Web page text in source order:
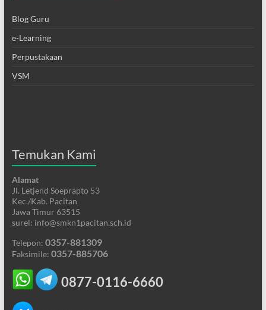
Blog Guru
e-Learning
Perpustakaan
VSM
Temukan Kami
Alamat
Jl. Letjend Soeprapto 53
Kec./Kab. Pacitan
Jawa Timur 63515
surel: info@smkn1pacitan.sch.id
Telepon: 0357-881309
Faksimile: 0357-885706
0877-0116-6660